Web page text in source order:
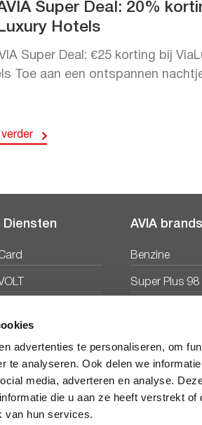
advertenties te personaliseren, om
te analyseren. Ook delen we
media, adverteren en analyse.
die u aan ze heeft verstrekt of
van hun services.
Super Deal: 20%
Hotels
Super Deal: €25 korting bij
Toe aan een ontspannen
verder
Diensten AVIA
Benzine
Super Plus 98